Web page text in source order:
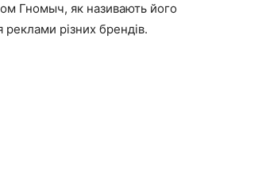
Гномыч, як називають його
реклами різних брендів.